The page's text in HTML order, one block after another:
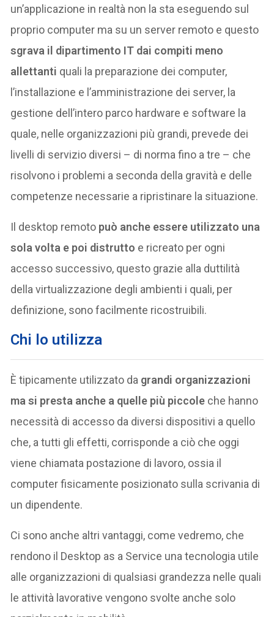
un’applicazione in realtà non la sta eseguendo sul
proprio computer ma su un server remoto e questo
sgrava il dipartimento IT dai compiti meno
allettanti quali la preparazione dei computer,
l’installazione e l’amministrazione dei server, la
gestione dell’intero parco hardware e software la
quale, nelle organizzazioni più grandi, prevede dei
livelli di servizio diversi – di norma fino a tre – che
risolvono i problemi a seconda della gravità e delle
competenze necessarie a ripristinare la situazione.
Il desktop remoto può anche essere utilizzato una
sola volta e poi distrutto e ricreato per ogni
accesso successivo, questo grazie alla duttilità
della virtualizzazione degli ambienti i quali, per
definizione, sono facilmente ricostruibili.
Chi lo utilizza
È tipicamente utilizzato da grandi organizzazioni
ma si presta anche a quelle più piccole che hanno
necessità di accesso da diversi dispositivi a quello
che, a tutti gli effetti, corrisponde a ciò che oggi
viene chiamata postazione di lavoro, ossia il
computer fisicamente posizionato sulla scrivania di
un dipendente.
Ci sono anche altri vantaggi, come vedremo, che
rendono il Desktop as a Service una tecnologia utile
alle organizzazioni di qualsiasi grandezza nelle quali
le attività lavorative vengono svolte anche solo